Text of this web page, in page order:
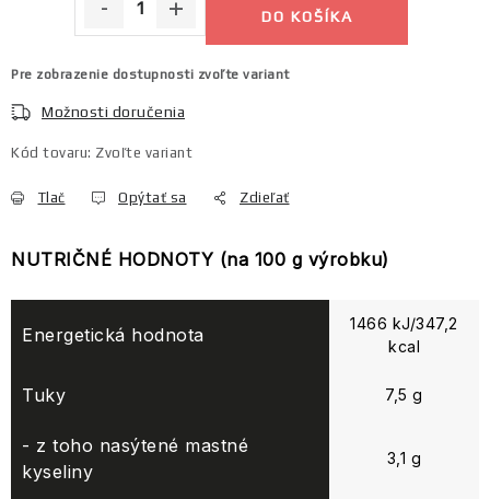
DO KOŠÍKA
Pre zobrazenie dostupnosti zvoľte variant
Možnosti doručenia
Kód tovaru: Zvoľte variant
Tlač Opýtať sa Zdieľať
NUTRIČNÉ HODNOTY (na 100 g výrobku)
Energetická hodnota
1466 kJ/347,2
kcal
Tuky 7,5 g
- z toho nasýtené mastné
kyseliny
3,1 g